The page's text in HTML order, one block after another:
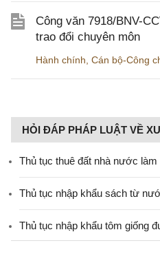
Công văn 7918/BNV-
trao đổi chuyên môn
Hành chính Cán bộ-Công
HỎI ĐÁP PHÁP LUẬT VỀ
Thủ tục thuê đất nhà nước làm
Thủ tục nhập khẩu sách từ
Thủ tục nhập khẩu tôm giống